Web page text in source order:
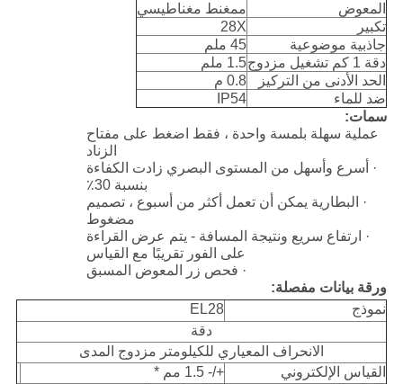
المعوض
ممغنط مغناطيسي
تكبير
28X
جاذبية موضوعية
45 ملم
دقة 1 كم تشغيل مزدوج
1.5 ملم
الحد الأدنى من التركيز
0.8 م
ضد للماء
IP54
سمات:
عملية سهلة بلمسة واحدة ، فقط اضغط على مفتاح
الزناد
· أسرع وأسهل من المستوى البصري زادت الكفاءة
بنسبة 30٪
· البطارية يمكن أن تعمل أكثر من أسبوع ، تصميم
مضغوط
· ارتفاع سريع ونتيجة المسافة - يتم عرض القراءة
على الفور تقريبًا مع القياس
· فحص زر المعوض المسبق
ورقة بيانات مفصلة:
نموذج
EL28
دقة
الانحراف المعياري للكيلومتر مزدوج المدى
القياس الإلكتروني
+/- 1.5 مم *